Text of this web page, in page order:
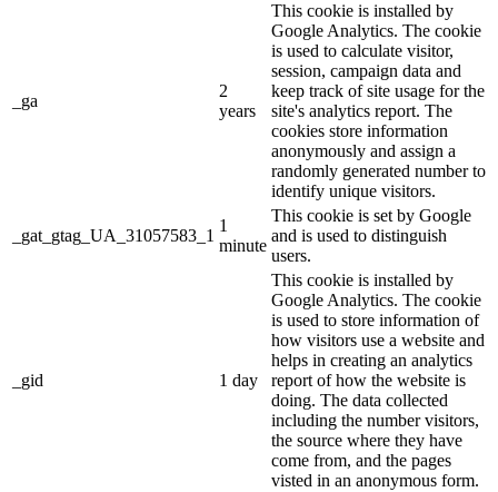
_ga
2
years
This cookie is installed by
Google Analytics. The cookie
is used to calculate visitor,
session, campaign data and
keep track of site usage for the
site's analytics report. The
cookies store information
anonymously and assign a
randomly generated number to
identify unique visitors.
_gat_gtag_UA_31057583_1
1
minute
This cookie is set by Google
and is used to distinguish
users.
_gid 1 day
This cookie is installed by
Google Analytics. The cookie
is used to store information of
how visitors use a website and
helps in creating an analytics
report of how the website is
doing. The data collected
including the number visitors,
the source where they have
come from, and the pages
visted in an anonymous form.